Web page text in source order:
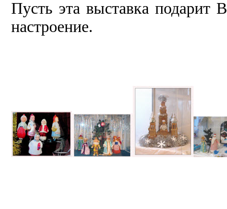
Пусть эта выставка
настроение.